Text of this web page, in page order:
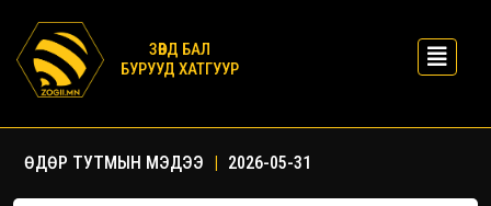
ЗӨВД БАЛ
БУРУУД ХАТГУУР
ӨДӨР ТУТМЫН МЭДЭЭ | 2026-05-31